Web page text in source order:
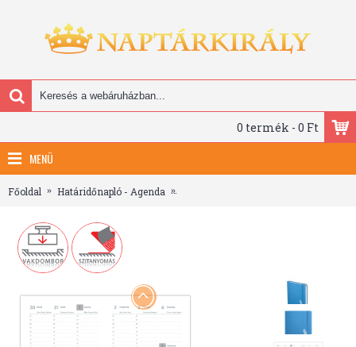
0 termék - 0 Ft
MENÜ
Főoldal Határidőnapló - Agenda